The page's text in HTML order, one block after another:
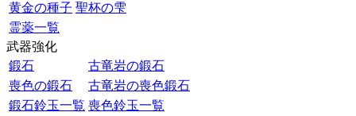
黄金の種子 聖杯の雫
霊薬一覧
武器強化
鍛石
古竜岩の鍛石
喪色の鍛石
古竜岩の喪色鍛石
鍛石鈴玉一覧 喪色鈴玉一覧